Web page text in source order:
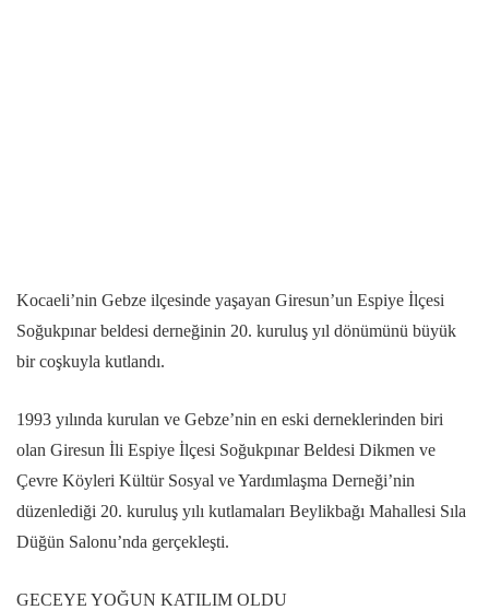
Kocaeli’nin Gebze ilçesinde yaşayan Giresun’un Espiye İlçesi
Soğukpınar beldesi derneğinin 20. kuruluş yıl dönümünü büyük
bir coşkuyla kutlandı.
1993 yılında kurulan ve Gebze’nin en eski derneklerinden biri
olan Giresun İli Espiye İlçesi Soğukpınar Beldesi Dikmen ve
Çevre Köyleri Kültür Sosyal ve Yardımlaşma Derneği’nin
düzenlediği 20. kuruluş yılı kutlamaları Beylikbağı Mahallesi Sıla
Düğün Salonu’nda gerçekleşti.
GECEYE YOĞUN KATILIM OLDU